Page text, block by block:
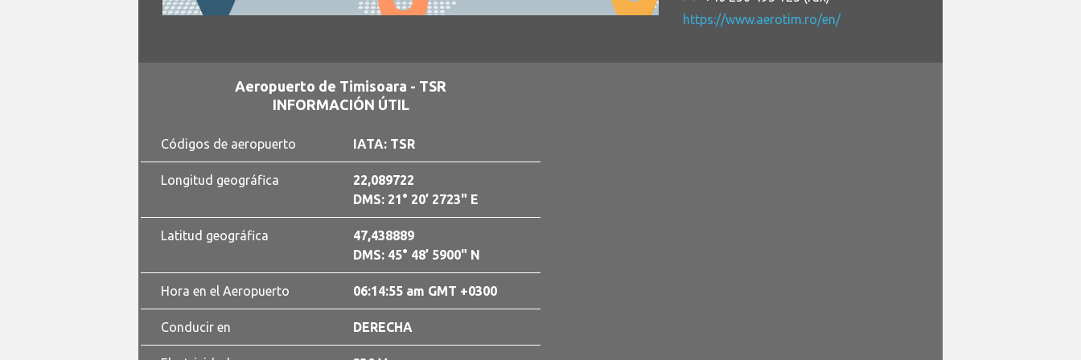
https://www.aerotim.ro/en/
Aeropuerto de Timisoara - TSR
INFORMACIÓN ÚTIL
Códigos de aeropuerto IATA: TSR
Longitud geográfica
22,089722
DMS: 21° 20’ 2723" E
Latitud geográfica
47,438889
DMS: 45° 48’ 5900" N
Hora en el Aeropuerto 06:14:56 am GMT +0300
Conducir en DERECHA